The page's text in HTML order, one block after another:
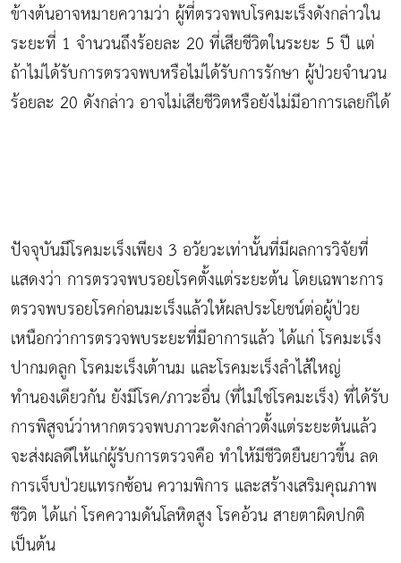
ข้างต้นอาจหมายความว่า ผู้ที่ตรวจพบโรคมะเร็งดังกล่าวใน
ระยะที่ 1 จำนวนถึงร้อยละ 20 ที่เสียชีวิตในระยะ 5 ปี แต่
ถ้าไม่ได้รับการตรวจพบหรือไม่ได้รับการรักษา ผู้ป่วยจำนวน
ร้อยละ 20 ดังกล่าว อาจไม่เสียชีวิตหรือยังไม่มีอาการเลยก็ได้
ปัจจุบันมีโรคมะเร็งเพียง 3 อวัยวะเท่านั้นที่มีผลการวิจัยที่
แสดงว่า การตรวจพบรอยโรคตั้งแต่ระยะต้น โดยเฉพาะการ
ตรวจพบรอยโรคก่อนมะเร็งแล้วให้ผลประโยชน์ต่อผู้ป่วย
เหนือกว่าการตรวจพบระยะที่มีอาการแล้ว ได้แก่ โรคมะเร็ง
ปากมดลูก โรคมะเร็งเต้านม และโรคมะเร็งลำไส้ใหญ่
ทำนองเดียวกัน ยังมีโรค/ภาวะอื่น (ที่ไม่ใช่โรคมะเร็ง) ที่ได้รับ
การพิสูจน์ว่าหากตรวจพบภาวะดังกล่าวตั้งแต่ระยะต้นแล้ว
จะส่งผลดีให้แก่ผู้รับการตรวจคือ ทำให้มีชีวิตยืนยาวขึ้น ลด
การเจ็บป่วยแทรกซ้อน ความพิการ และสร้างเสริมคุณภาพ
ชีวิต ได้แก่ โรคความดันโลหิตสูง โรคอ้วน สายตาผิดปกติ
เป็นต้น